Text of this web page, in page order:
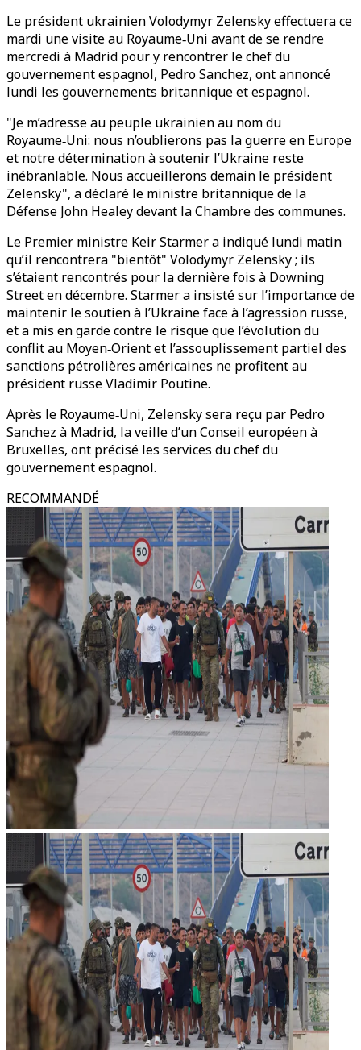
Le président ukrainien Volodymyr Zelensky effectuera ce
mardi une visite au Royaume‑Uni avant de se rendre
mercredi à Madrid pour y rencontrer le chef du
gouvernement espagnol, Pedro Sanchez, ont annoncé
lundi les gouvernements britannique et espagnol.
"Je m’adresse au peuple ukrainien au nom du
Royaume‑Uni: nous n’oublierons pas la guerre en Europe
et notre détermination à soutenir l’Ukraine reste
inébranlable. Nous accueillerons demain le président
Zelensky", a déclaré le ministre britannique de la
Défense John Healey devant la Chambre des communes.
Le Premier ministre Keir Starmer a indiqué lundi matin
qu’il rencontrera "bientôt" Volodymyr Zelensky ; ils
s’étaient rencontrés pour la dernière fois à Downing
Street en décembre. Starmer a insisté sur l’importance de
maintenir le soutien à l’Ukraine face à l’agression russe,
et a mis en garde contre le risque que l’évolution du
conflit au Moyen‑Orient et l’assouplissement partiel des
sanctions pétrolières américaines ne profitent au
président russe Vladimir Poutine.
Après le Royaume‑Uni, Zelensky sera reçu par Pedro
Sanchez à Madrid, la veille d’un Conseil européen à
Bruxelles, ont précisé les services du chef du
gouvernement espagnol.
RECOMMANDÉ